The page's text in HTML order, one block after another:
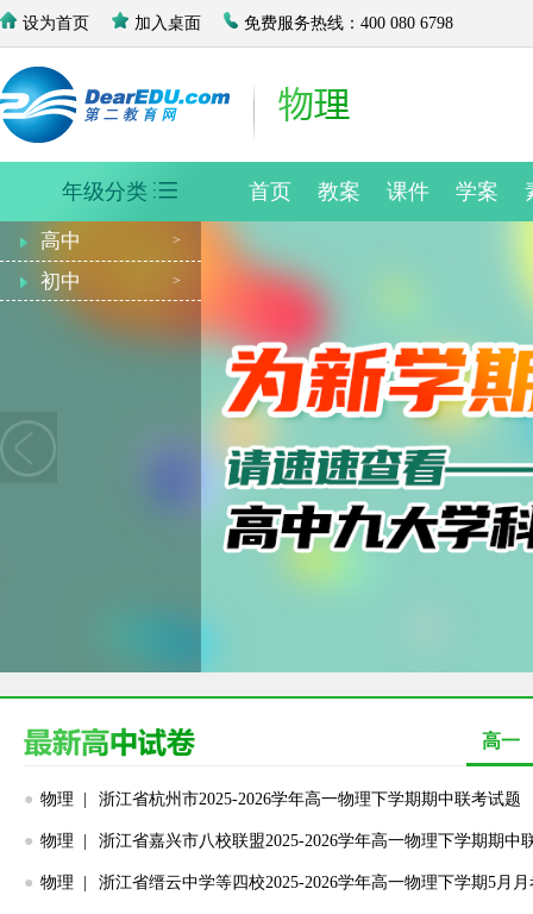
设为首页 加入桌面 免费服务热线：400 080 6798
年级分类 首页 教案 课件 学案
高中
初中
>
高一
● 物理 | 浙江省杭州市2025-2026学年高一物理下学期期中联考试题
● 物理 | 浙江省嘉兴市八校联盟2025-2026学年高一物理下学期期中
● 物理 | 浙江省缙云中学等四校2025-2026学年高一物理下学期5月